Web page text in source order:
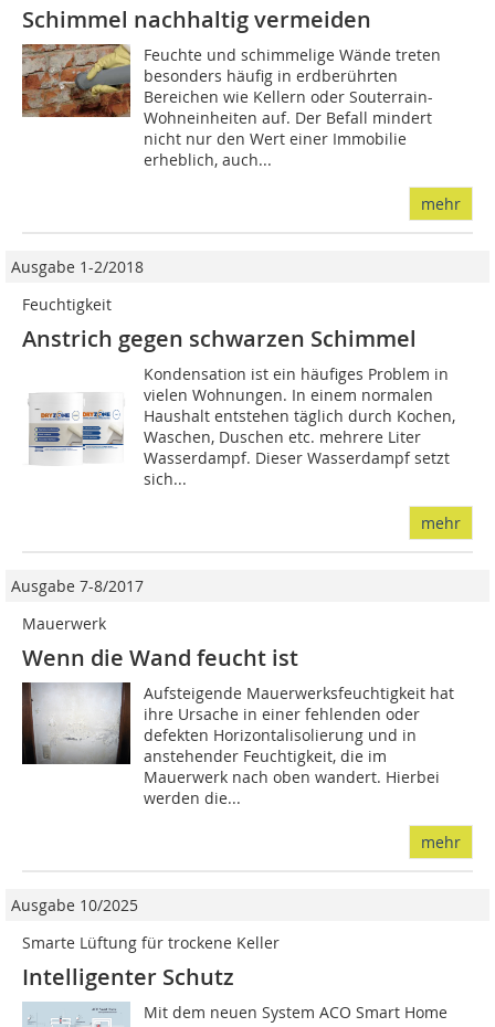
Schimmel nachhaltig vermeiden
Feuchte und schimmelige Wände treten
besonders häufig in erdberührten
Bereichen wie Kellern oder Souterrain-
Wohneinheiten auf. Der Befall mindert
nicht nur den Wert einer Immobilie
erheblich, auch...
mehr
Ausgabe 1-2/2018
Feuchtigkeit
Anstrich gegen schwarzen Schimmel
Kondensation ist ein häufiges Problem in
vielen Wohnungen. In einem normalen
Haushalt entstehen täglich durch Kochen,
Waschen, Duschen etc. mehrere Liter
Wasserdampf. Dieser Wasserdampf setzt
sich...
mehr
Ausgabe 7-8/2017
Mauerwerk
Wenn die Wand feucht ist
Aufsteigende Mauerwerksfeuchtigkeit hat
ihre Ursache in einer fehlenden oder
defekten Horizontalisolierung und in
anstehender Feuchtigkeit, die im
Mauerwerk nach oben wandert. Hierbei
werden die...
mehr
Ausgabe 10/2025
Smarte Lüftung für trockene Keller
Intelligenter Schutz
Mit dem neuen System ACO Smart Home 